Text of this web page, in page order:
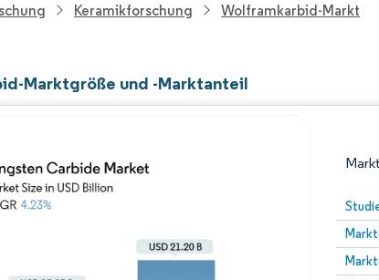
Keramikforschung Wolframkarbid-Markt
Marktgröße und -Marktanteil